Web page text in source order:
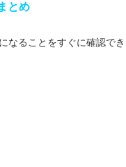
とめ
なることをすぐに確認でき